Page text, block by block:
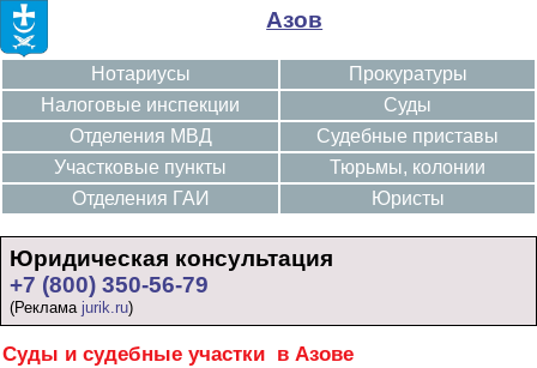
Азов
Нотариусы
Налоговые инспекции
Отделения МВД
Участковые пункты
Отделения ГАИ
Прокуратуры
Суды
Судебные приставы
Тюрьмы, колонии
Юристы
Юридическая консультация
+7 (800) 350-56-79
(Реклама jurik.ru)
Суды и судебные участки в Азове